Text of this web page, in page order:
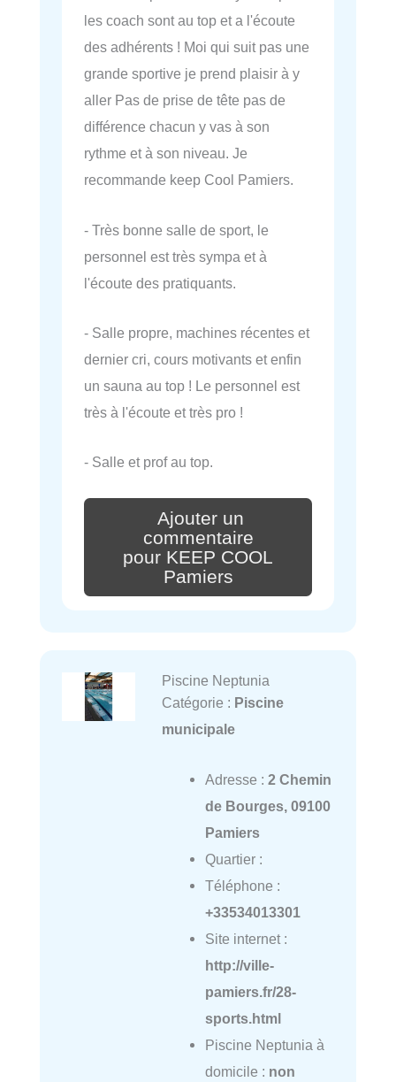
les coach sont au top et a l'écoute
des adhérents ! Moi qui suit pas une
grande sportive je prend plaisir à y
aller Pas de prise de tête pas de
différence chacun y vas à son
rythme et à son niveau. Je
recommande keep Cool Pamiers.
- Très bonne salle de sport, le
personnel est très sympa et à
l'écoute des pratiquants.
- Salle propre, machines récentes et
dernier cri, cours motivants et enfin
un sauna au top ! Le personnel est
très à l'écoute et très pro !
- Salle et prof au top.
Ajouter un
commentaire
pour KEEP COOL
Pamiers
Piscine Neptunia
Catégorie : Piscine
municipale
Adresse : 2 Chemin
de Bourges, 09100
Pamiers
Quartier :
Téléphone :
+33534013301
Site internet :
http://ville-
pamiers.fr/28-
sports.html
Piscine Neptunia à
domicile : non